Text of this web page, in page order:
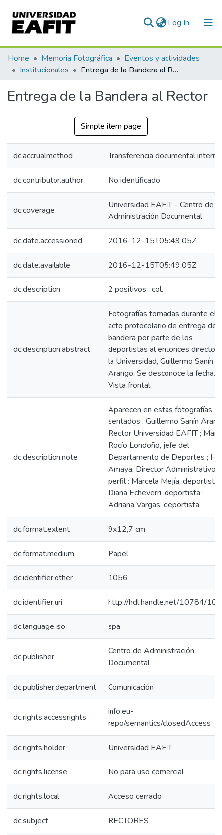
Log In (current)
Communities & Collections
All of DSpace
Statistics
Home Memoria Fotográfica
Eventos y actividades
Institucionales
Entrega de la Bandera al Rector
Entrega de la Bandera al Rector
Simple item page
dc.accrualmethod Transferencia documental interna
dc.contributor.author No identificado
dc.coverage
Universidad EAFIT - Centro de
Administración Documental
dc.date.accessioned 2016-12-15T05:49:05Z
dc.date.available 2016-12-15T05:49:05Z
dc.description 2 positivos : col.
dc.description.abstract
Fotografías tomadas durante el
acto protocolario de entrega de
bandera por parte de los
deportistas al entonces director
la Universidad, Guillermo Sanín
Arango. Se desconoce la fecha.
Vista frontal.
dc.description.note
Aparecen en estas fotografías
sentados : Guillermo Sanín
Rector Universidad EAFIT ; María
Rocío Londoño, jefe del
Departamento de Deportes ;
Amaya, Director Administrativo ;
perfil : Marcela Mejía, deportista ;
Diana Echeverri, deportista ;
Adriana Vargas, deportista.
dc.format.extent 9x12,7 cm
dc.format.medium Papel
dc.identifier.other 1056
dc.identifier.uri http://hdl.handle.net/10784/
dc.language.iso spa
dc.publisher
Centro de Administración
Documental
dc.publisher.department Comunicación
dc.rights.accessrights
info:eu-
repo/semantics/closedAccess
dc.rights.holder Universidad EAFIT
dc.rights.license No para uso comercial
dc.rights.local Acceso cerrado
dc.subject RECTORES